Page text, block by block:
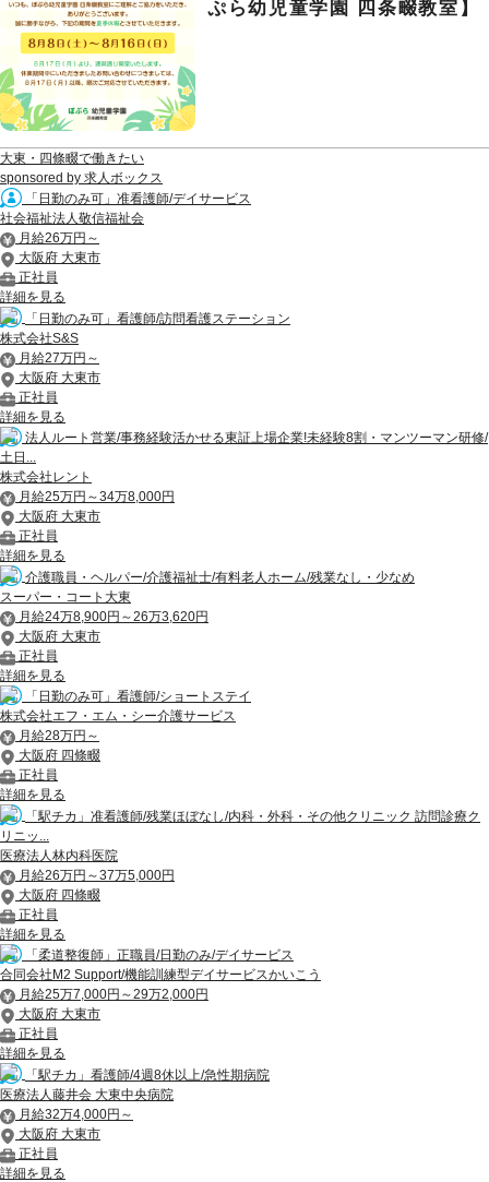
ぷら幼児童学園 四条畷教室】
大東・四條畷で働きたい
sponsored by 求人ボックス
「日勤のみ可」准看護師/デイサービス
社会福祉法人敬信福祉会
月給26万円～
大阪府 大東市
正社員
詳細を見る
「日勤のみ可」看護師/訪問看護ステーション
株式会社S&S
月給27万円～
大阪府 大東市
正社員
詳細を見る
法人ルート営業/事務経験活かせる東証上場企業!未経験8割・マンツーマン研修/
土日...
株式会社レント
月給25万円～34万8,000円
大阪府 大東市
正社員
詳細を見る
介護職員・ヘルパー/介護福祉士/有料老人ホーム/残業なし・少なめ
スーパー・コート大東
月給24万8,900円～26万3,620円
大阪府 大東市
正社員
詳細を見る
「日勤のみ可」看護師/ショートステイ
株式会社エフ・エム・シー介護サービス
月給28万円～
大阪府 四條畷
正社員
詳細を見る
「駅チカ」准看護師/残業ほぼなし/内科・外科・その他クリニック 訪問診療ク
リニッ...
医療法人林内科医院
月給26万円～37万5,000円
大阪府 四條畷
正社員
詳細を見る
「柔道整復師」正職員/日勤のみ/デイサービス
合同会社M2 Support/機能訓練型デイサービスかいこう
月給25万7,000円～29万2,000円
大阪府 大東市
正社員
詳細を見る
「駅チカ」看護師/4週8休以上/急性期病院
医療法人藤井会 大東中央病院
月給32万4,000円～
大阪府 大東市
正社員
詳細を見る